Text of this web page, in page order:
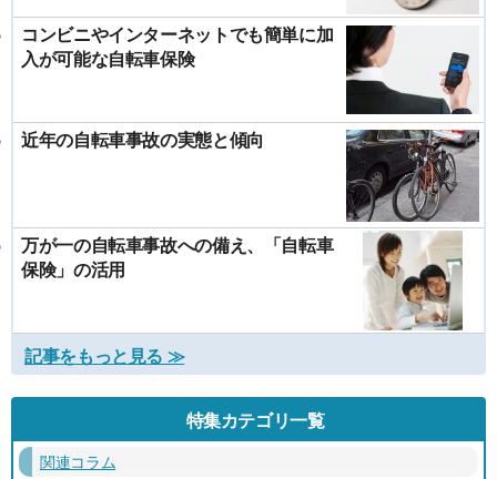
コンビニやインターネットでも簡単に加
入が可能な自転車保険
近年の自転車事故の実態と傾向
万が一の自転車事故への備え、「自転車
保険」の活用
記事をもっと見る ≫
特集カテゴリ一覧
関連コラム